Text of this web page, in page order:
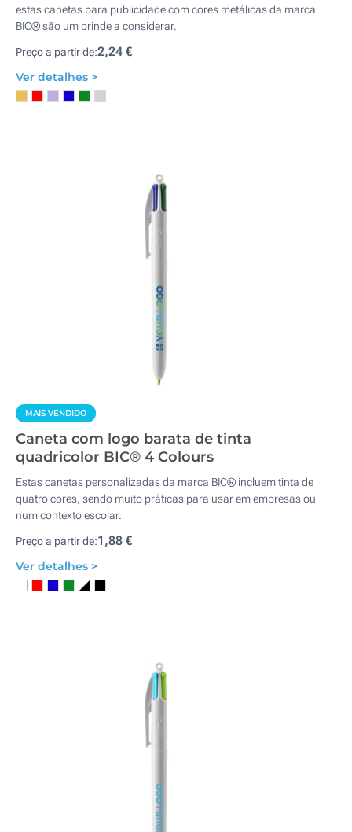
estas canetas para publicidade com cores metálicas da marca
BIC® são um brinde a considerar.
Preço a partir de:2,24 €
Ver detalhes >
MAIS VENDIDO
Caneta com logo barata de tinta
quadricolor BIC® 4 Colours
Estas canetas personalizadas da marca BIC® incluem tinta de
quatro cores, sendo muito práticas para usar em empresas ou
num contexto escolar.
Preço a partir de:1,88 €
Ver detalhes >